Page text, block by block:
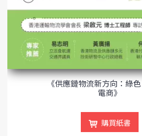
《供應鏈物流新方向：綠
電商》
購買紙書